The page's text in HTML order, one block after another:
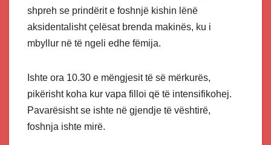
shpreh se prindërit e foshnjë kishin lënë
aksidentalisht çelësat brenda makinës, ku i
mbyllur në të ngeli edhe fëmija.
Ishte ora 10.30 e mëngjesit të së mërkurës,
pikërisht koha kur vapa filloi që të intensifikohej.
Pavarësisht se ishte në gjendje të vështirë,
foshnja ishte mirë.